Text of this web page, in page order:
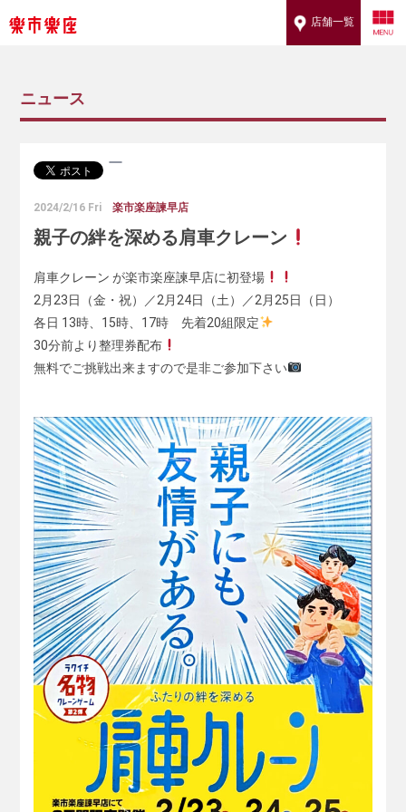
店舗一覧
ニュース
2024/2/16 Fri 楽市楽座諫早店
親子の絆を深める肩車クレーン
肩車クレーン が楽市楽座諫早店に初登場
2月23日（金・祝）／2月24日（土）／2月25日（日）
各日 13時、15時、17時 先着20組限定
30分前より整理券配布
無料でご挑戦出来ますので是非ご参加下さい